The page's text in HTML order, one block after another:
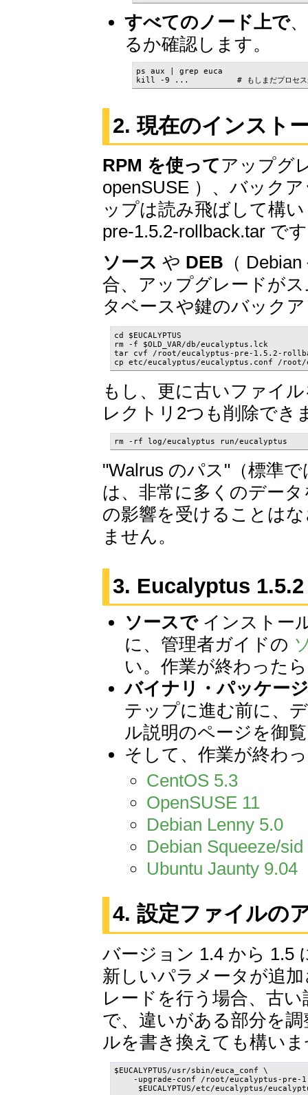
すべてのノード上で
るか確認します。
ps aux | grep euca
kill -9 ...          # もしまだプロセスが稼
2. 現在のインスト
RPM を使ってアップグ
openSUSE ）、バック
ップは読み飛ばして構
pre-1.5.2-rollback.tar で
ソース や DEB （
合、アップグレードが
タベースや鍵のバック
cd $EUCALYPTUS
rm -f $OLD_VAR/db/eucalyptus.lck
tar cvf /root/eucalyptus-pre-1.5.2-
cp etc/eucalyptus/eucalyptus.conf /
もし、更に古いファイ
レクトリ2つも削除でき
rm -rf log/eucalyptus run/eucalyptus
"Walrus のパス"（標準
は、非常に多くのデー
の影響を受けることは
ません。
3. Eucalyptus
ソースでインストー
に、管理者ガイドの
い。作業が終わった
バイナリ・パッケー
テップに進む前に、
ル説明のページを御
そして、作業が終わ
CentOS 5.3
OpenSUSE 11
Debian Lenny 5.0
Debian Squeeze/sid
Ubuntu Jaunty 9.04
4. 設定ファイルの
バージョン 1.4 から 1.5
新しいパラメータが追
レードを行う場合、古
で、違いがある部分を
ルを書き換えても構い
$EUCALYPTUS/usr/sbin/euca_conf \
-upgrade-conf /root/eucalyptus-pre-
$EUCALYPTUS/etc/eucalyptus/